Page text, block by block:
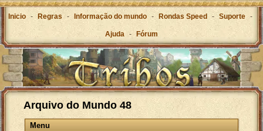
Inicio - Regras - Informação do mundo - Rondas Speed - Suporte -
Ajuda - Fórum
Arquivo do Mundo 48
Menu